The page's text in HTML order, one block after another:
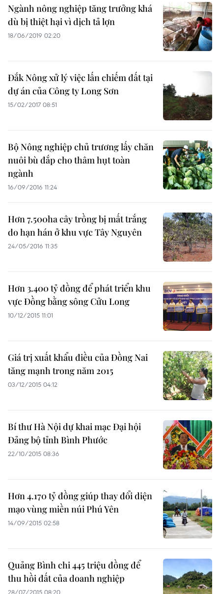
Ngành nông nghiệp tăng trưởng khá
dù bị thiệt hại vì dịch tả lợn
18/06/2019 02:20
Đắk Nông xử lý việc lấn chiếm đất tại
dự án của Công ty Long Sơn
15/02/2017 08:51
Bộ Nông nghiệp chủ trương lấy chăn
nuôi bù đắp cho thâm hụt toàn
ngành
16/09/2016 11:24
Hơn 7.500ha cây trồng bị mất trắng
do hạn hán ở khu vực Tây Nguyên
24/05/2016 11:35
Hơn 3.400 tỷ đồng để phát triển khu
vực Đồng bằng sông Cửu Long
10/12/2015 11:01
Giá trị xuất khẩu điều của Đồng Nai
tăng mạnh trong năm 2015
03/12/2015 04:12
Bí thư Hà Nội dự khai mạc Đại hội
Đảng bộ tỉnh Bình Phước
22/10/2015 08:36
Hơn 4.170 tỷ đồng giúp thay đổi diện
mạo vùng miền núi Phú Yên
14/09/2015 02:58
Quảng Bình chi 445 triệu đồng để
thu hồi đất của doanh nghiệp
28/07/2015 08:20